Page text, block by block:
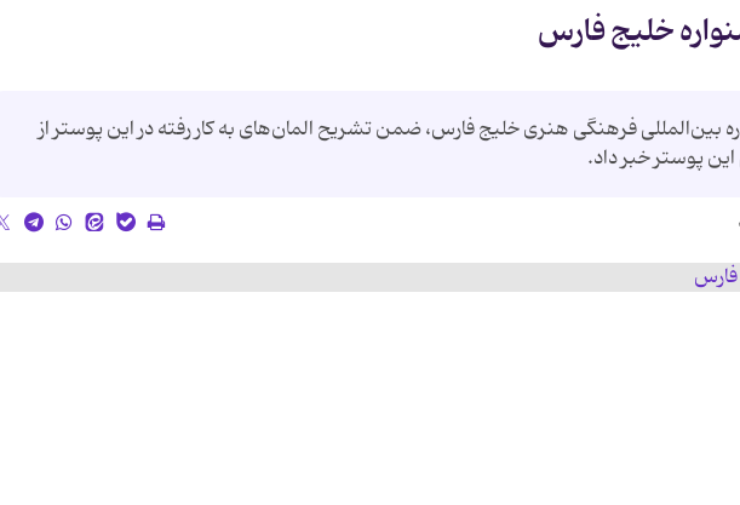
خلیج فارس
فرهنگی هنری خلیج فارس، ضمن تشریح المان‌های به کار رفته در این پوستر از
پوستر خبر داد.